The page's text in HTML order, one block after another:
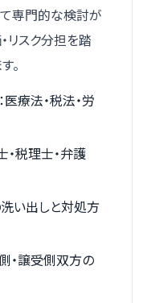
専門的な検討が
リスク分担を踏
。
医療法・税法・労
・税理士・弁護
い出しと対処方
・譲受側双方の